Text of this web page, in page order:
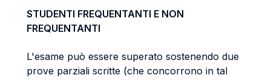
STUDENTI FREQUENTANTI E NON
FREQUENTANTI
L'esame può essere superato sostenendo due
prove parziali scritte (che concorrono in tal